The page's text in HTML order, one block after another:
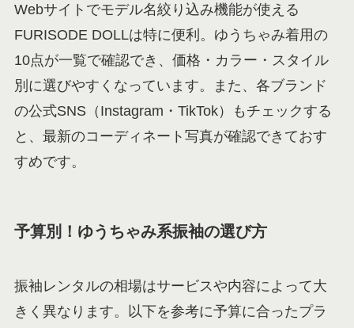
Webサイトでモデル名絞り込み機能が使える
FURISODE DOLLは特に便利。ゆうちゃみ着用の
10点が一覧で確認でき、価格・カラー・スタイル
別に選びやすくなっています。また、各ブランド
の公式SNS（Instagram・TikTok）もチェックする
と、最新のコーディネート写真が確認できておす
すめです。
予算別！ゆうちゃみ系振袖の選び方
振袖レンタルの相場はサービスや内容によって大
きく異なります。以下を参考に予算に合ったプラ